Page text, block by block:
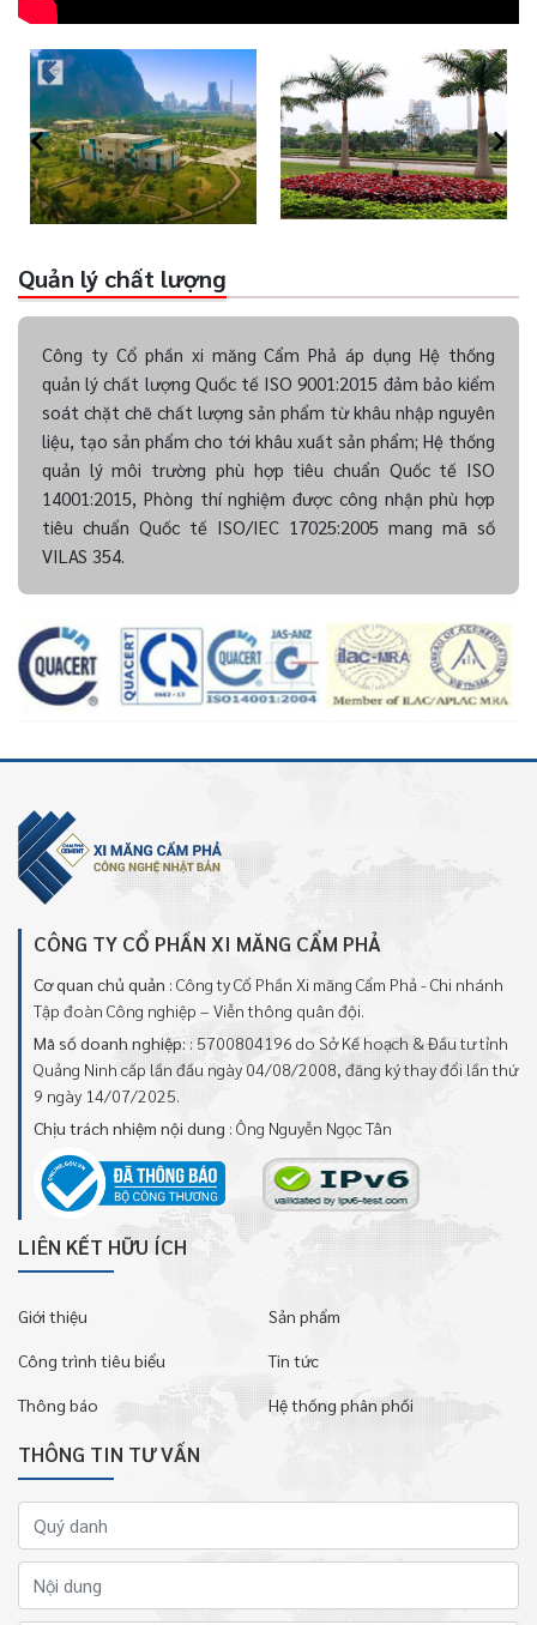
Quản lý chất lượng
Công ty Cổ phần xi măng Cẩm Phả áp dụng Hệ thống
quản lý chất lượng Quốc tế ISO 9001:2015 đảm bảo kiểm
soát chặt chẽ chất lượng sản phẩm từ khâu nhập nguyên
liệu, tạo sản phẩm cho tới khâu xuất sản phẩm; Hệ thống
quản lý môi trường phù hợp tiêu chuẩn Quốc tế ISO
14001:2015, Phòng thí nghiệm được công nhận phù hợp
tiêu chuẩn Quốc tế ISO/IEC 17025:2005 mang mã số
VILAS 354.
CÔNG TY CỔ PHẦN XI MĂNG CẨM PHẢ
Cơ quan chủ quản : Công ty Cổ Phần Xi măng Cẩm Phả - Chi nhánh
Tập đoàn Công nghiệp – Viễn thông quân đội.
Mã số doanh nghiệp: : 5700804196 do Sở Kế hoạch & Đầu tư tỉnh
Quảng Ninh cấp lần đầu ngày 04/08/2008, đăng ký thay đổi lần thứ
9 ngày 14/07/2025.
Chịu trách nhiệm nội dung : Ông Nguyễn Ngọc Tân
LIÊN KẾT HỮU ÍCH
Giới thiệu Sản phẩm
Công trình tiêu biểu Tin tức
Thông báo Hệ thống phân phối
THÔNG TIN TƯ VẤN